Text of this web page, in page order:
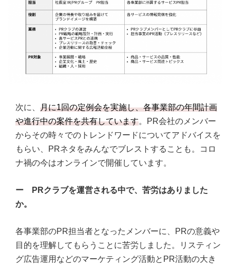
次に、 月に1回の定例会を実施し、各事業部の年間計画
や進行中の案件を共有しています。PR会社のメンバー
からその時々でのトレンドワードについてアドバイスを
もらい、PRネタをみんなでブレストすることも。コロ
ナ禍の今はオンラインで開催しています。
ー PRクラブを運営される中で、苦労はありました
か。
各事業部のPR担当者となったメンバーに、PRの意義や
目的を理解してもらうことに苦労しました。リスティン
グ広告運用などのマーケティング活動とPR活動の大き